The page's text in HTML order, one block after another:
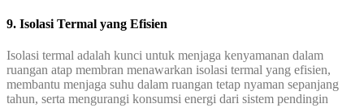
9. Isolasi Termal yang Efisien
Isolasi termal adalah kunci untuk menjaga kenyamanan dalam
ruangan atap membran menawarkan isolasi termal yang efisien,
membantu menjaga suhu dalam ruangan tetap nyaman sepanjang
tahun, serta mengurangi konsumsi energi dari sistem pendingin